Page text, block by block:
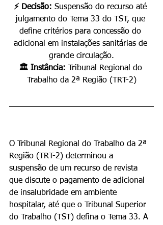
⚡ Decisão: Suspensão do recurso até
julgamento do Tema 33 do TST, que
define critérios para concessão do
adicional em instalações sanitárias de
grande circulação.
🏛️ Instância: Tribunal Regional do
Trabalho da 2ª Região (TRT-2)
O Tribunal Regional do Trabalho da 2ª
Região (TRT-2) determinou a
suspensão de um recurso de revista
que discute o pagamento de adicional
de insalubridade em ambiente
hospitalar, até que o Tribunal Superior
do Trabalho (TST) defina o Tema 33. A